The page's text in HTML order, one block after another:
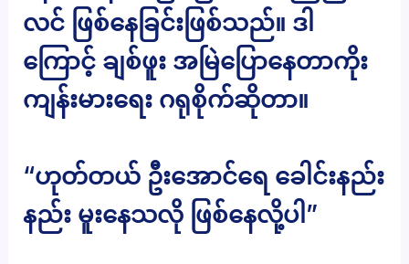
လင် ဖြစ်နေခြင်းဖြစ်သည်။ ဒါ
ကြောင့် ချစ်ဖူး အမြဲပြောနေတာကိုး
ကျန်းမားရေး ဂရုစိုက်ဆိုတာ။
“ဟုတ်တယ် ဦးအောင်ရေ ခေါင်းနည်း
နည်း မူးနေသလို ဖြစ်နေလို့ပါ”